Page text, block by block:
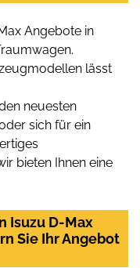
Angebote in
lässt
neuesten
sich für ein
bieten Ihnen eine
Isuzu D-Max
Sie Ihr Angebot